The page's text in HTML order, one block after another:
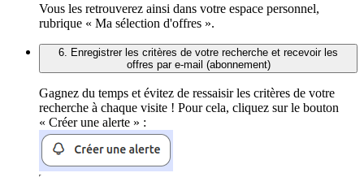
Vous les retrouverez ainsi dans votre espace personnel,
rubrique « Ma sélection d'offres ».
6. Enregistrer les critères de votre recherche et recevoir les
offres par e-mail (abonnement)
Gagnez du temps et évitez de ressaisir les critères de votre
recherche à chaque visite ! Pour cela, cliquez sur le bouton
« Créer une alerte » :